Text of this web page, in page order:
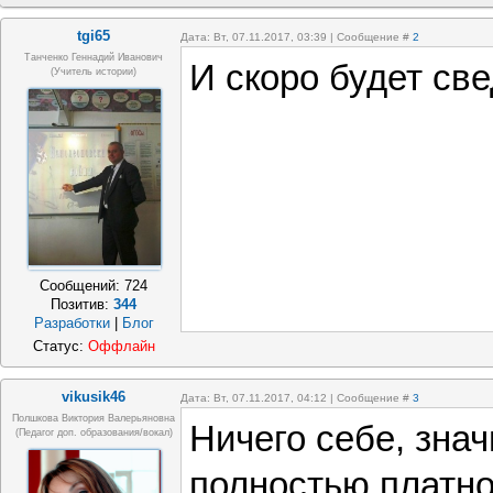
tgi65 Дата: Вт, 07.11.2017, 03:39 | Сообщение # 2
Танченко Геннадий Иванович
(учитель истории)
Сообщений:724
Позитив:344
Разработки
Блог
И скоро будет
Статус: Оффлайн
vikusik46 Дата: Вт, 07.11.2017, 04:12 | Сообщение # 3
Полшкова Виктория Валерьяновна
(педагог доп. образования/вокал)
Ничего себе,